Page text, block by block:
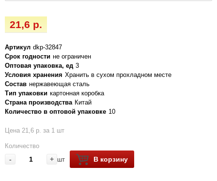
21,6 р.
Артикул dkp-32847
Срок годности не ограничен
Оптовая упаковка, ед 3
Условия хранения Хранить в сухом прохладном месте
Состав нержавеющая сталь
Тип упаковки картонная коробка
Страна производства Китай
Количество в оптовой упаковке 10
Цена 21,6 р. за 1 шт
Количество
- + шт В корзину